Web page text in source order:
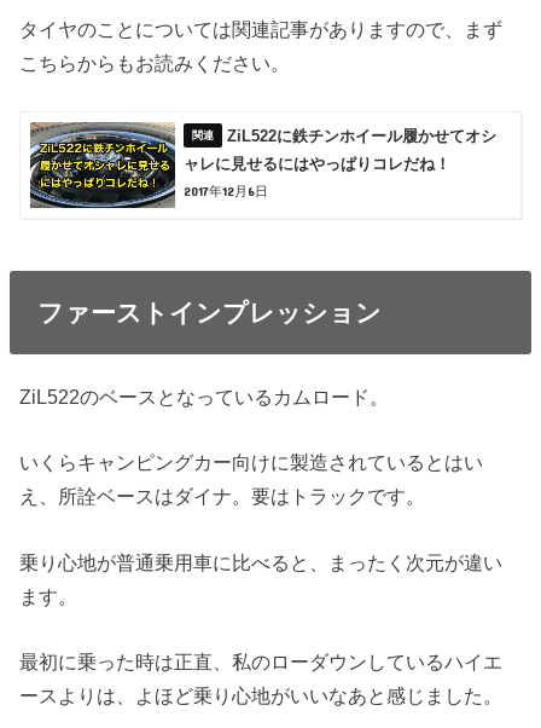
タイヤのことについては関連記事がありますので、まず
こちらからもお読みください。
ZiL522に鉄チンホイール履かせてオシ
ャレに見せるにはやっぱりコレだね！
2017年12月6日
ファーストインプレッション
ZiL522のベースとなっているカムロード。
いくらキャンピングカー向けに製造されているとはい
え、所詮ベースはダイナ。要はトラックです。
乗り心地が普通乗用車に比べると、まったく次元が違い
ます。
最初に乗った時は正直、私のローダウンしているハイエ
ースよりは、よほど乗り心地がいいなあと感じました。